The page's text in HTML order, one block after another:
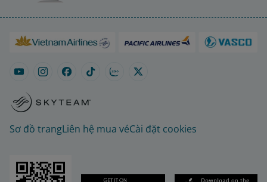
Sơ đồ trangLiên hệ mua véCài đặt cookies